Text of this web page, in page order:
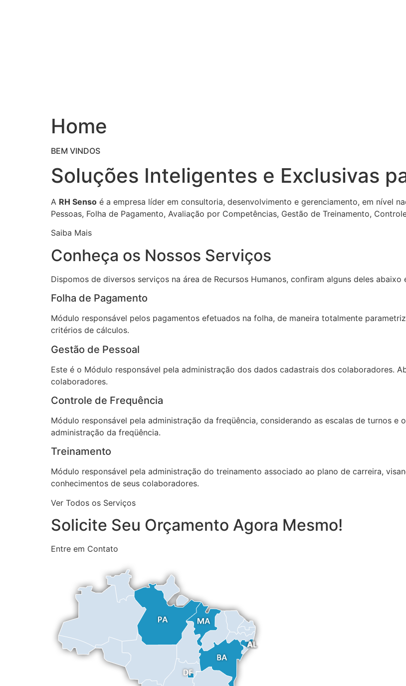
Home
BEM VINDOS
Soluções Inteligentes e Exclusivas
A RH Senso é a empresa líder em consultoria, desenvolvimento e gerenciamento, em nível
Pessoas, Folha de Pagamento, Avaliação por Competências, Gestão de Treinamento,
Saiba Mais
Conheça os Nossos Serviços
Dispomos de diversos serviços na área de Recursos Humanos, confiram alguns deles
Folha de Pagamento
Módulo responsável pelos pagamentos efetuados na folha, de maneira totalmente
critérios de cálculos.
Gestão de Pessoal
Este é o Módulo responsável pela administração dos dados cadastrais dos colaboradores.
colaboradores.
Controle de Frequência
Módulo responsável pela administração da freqüência, considerando as escalas de turnos
administração da freqüência.
Treinamento
Módulo responsável pela administração do treinamento associado ao plano de carreira,
conhecimentos de seus colaboradores.
Ver Todos os Serviços
Solicite Seu Orçamento Agora Mesmo!
Entre em Contato